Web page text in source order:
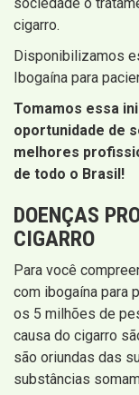
sociedade o
cigarro.
Disponibilizamos
Ibogaína para
Tomamos essa
oportunidade de
melhores
de todo o Brasil!
DOENÇAS
CIGARRO
Para você
com ibogaína para
os 5 milhões de
causa do cigarro
são oriundas das
substâncias